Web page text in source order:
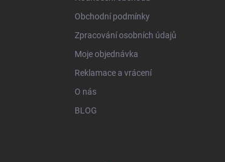
Obchodní podmínky
Zpracování osobních údajů
Moje objednávka
Reklamace a vrácení
O nás
BLOG